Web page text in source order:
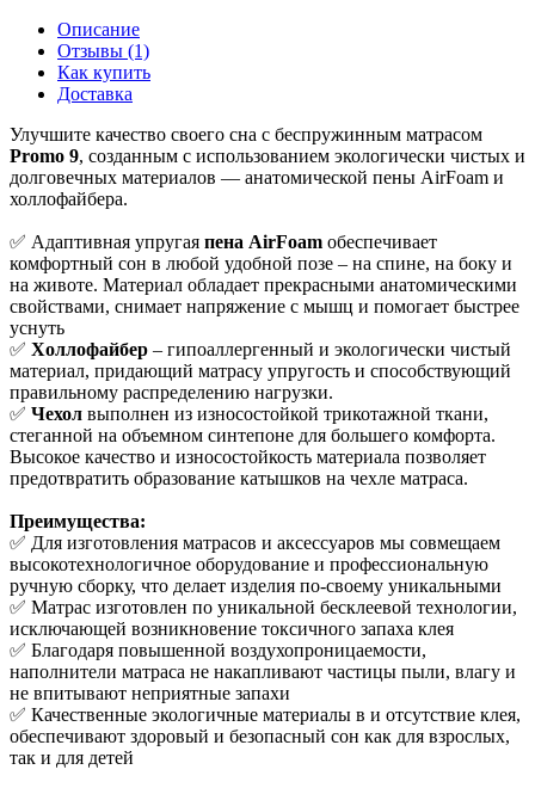
Описание
Отзывы (1)
Как купить
Доставка
Улучшите качество своего сна с беспружинным матрасом
Promo 9, созданным с использованием экологически чистых и
долговечных материалов — анатомической пены AirFoam и
холлофайбера.
✅ Адаптивная упругая пена AirFoam обеспечивает
комфортный сон в любой удобной позе – на спине, на боку и
на животе. Материал обладает прекрасными анатомическими
свойствами, снимает напряжение с мышц и помогает быстрее
уснуть
✅ Холлофайбер – гипоаллергенный и экологически чистый
материал, придающий матрасу упругость и способствующий
правильному распределению нагрузки.
✅ Чехол выполнен из износостойкой трикотажной ткани,
стеганной на объемном синтепоне для большего комфорта.
Высокое качество и износостойкость материала позволяет
предотвратить образование катышков на чехле матраса.
Преимущества:
✅ Для изготовления матрасов и аксессуаров мы совмещаем
высокотехнологичное оборудование и профессиональную
ручную сборку, что делает изделия по-своему уникальными
✅ Матрас изготовлен по уникальной бесклеевой технологии,
исключающей возникновение токсичного запаха клея
✅ Благодаря повышенной воздухопроницаемости,
наполнители матраса не накапливают частицы пыли, влагу и
не впитывают неприятные запахи
✅ Качественные экологичные материалы в и отсутствие клея,
обеспечивают здоровый и безопасный сон как для взрослых,
так и для детей